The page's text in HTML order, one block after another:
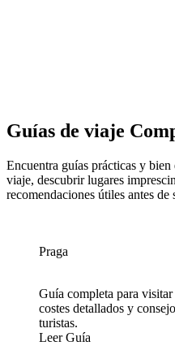
Guías de viaje
Encuentra guías prácticas y
viaje, descubrir lugares
recomendaciones útiles antes de
Praga
Guía completa para
costes detallados y
turistas.
Leer Guía